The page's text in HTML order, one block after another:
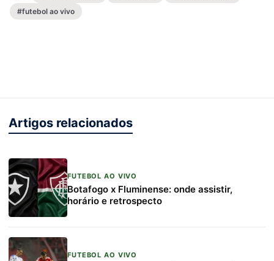
#futebol ao vivo
Artigos relacionados
FUTEBOL AO VIVO
Botafogo x Fluminense: onde assistir,
horário e retrospecto
FUTEBOL AO VIVO